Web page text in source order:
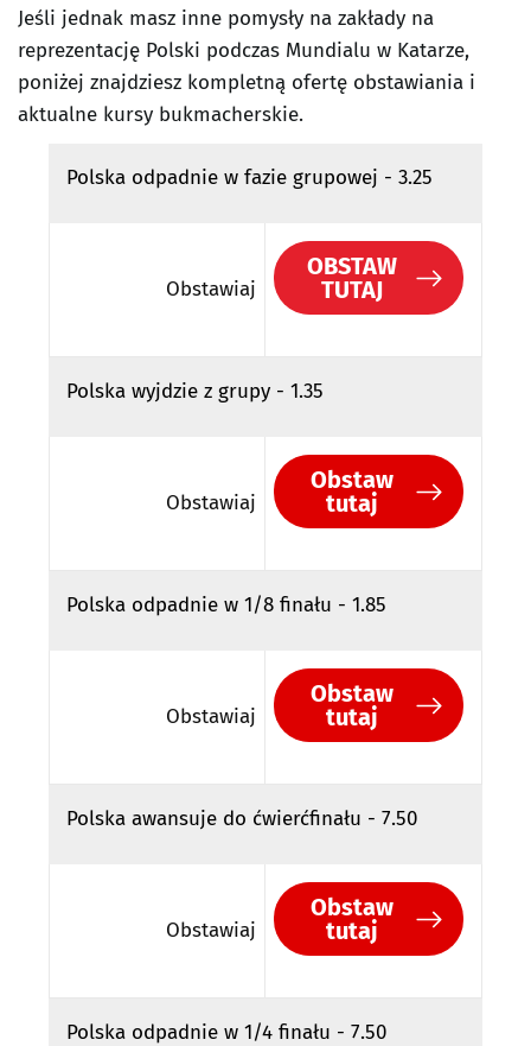
Jeśli jednak masz inne pomysły na zakłady na
reprezentację Polski podczas Mundialu w Katarze,
poniżej znajdziesz kompletną ofertę obstawiania i
aktualne kursy bukmacherskie.
Polska odpadnie w fazie grupowej - 3.25
Obstawiaj
OBSTAW
TUTAJ
Polska wyjdzie z grupy - 1.35
Obstawiaj
Obstaw
tutaj
Polska odpadnie w 1/8 finału - 1.85
Obstawiaj
Obstaw
tutaj
Polska awansuje do ćwierćfinału - 7.50
Obstawiaj
Obstaw
tutaj
Polska odpadnie w 1/4 finału - 7.50